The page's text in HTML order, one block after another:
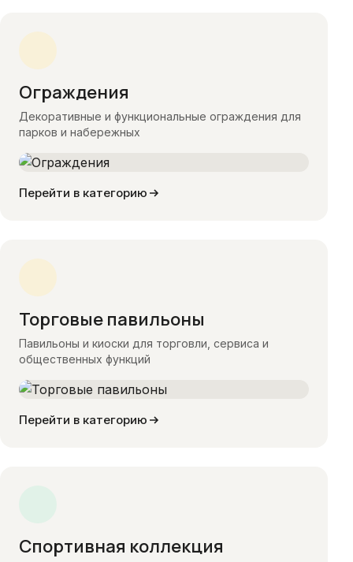
Ограждения
Декоративные и функциональные ограждения для
парков и набережных
Перейти в категорию
Торговые павильоны
Павильоны и киоски для торговли, сервиса и
общественных функций
Перейти в категорию
Спортивная коллекция